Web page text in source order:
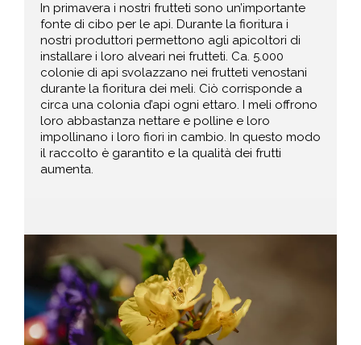
In primavera i nostri frutteti sono un’importante
fonte di cibo per le api. Durante la fioritura i
nostri produttori permettono agli apicoltori di
installare i loro alveari nei frutteti. Ca. 5.000
colonie di api svolazzano nei frutteti venostani
durante la fioritura dei meli. Ciò corrisponde a
circa una colonia d’api ogni ettaro. I meli offrono
loro abbastanza nettare e polline e loro
impollinano i loro fiori in cambio. In questo modo
il raccolto è garantito e la qualità dei frutti
aumenta.